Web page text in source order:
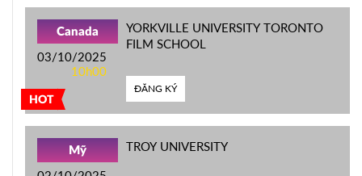
HOT
Canada
03/10/2025
10h00
YORKVILLE UNIVERSITY TORONTO
FILM SCHOOL
ĐĂNG KÝ
Mỹ TROY UNIVERSITY